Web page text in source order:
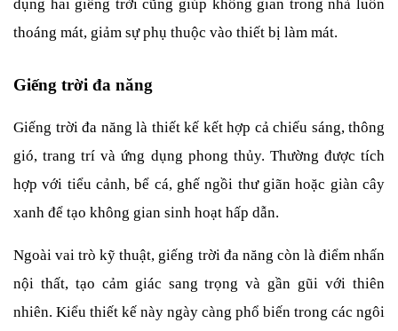
dụng hai giếng trời cũng giúp không gian trong nhà luôn
thoáng mát, giảm sự phụ thuộc vào thiết bị làm mát.
Giếng trời đa năng
Giếng trời đa năng là thiết kế kết hợp cả chiếu sáng, thông
gió, trang trí và ứng dụng phong thủy. Thường được tích
hợp với tiểu cảnh, bể cá, ghế ngồi thư giãn hoặc giàn cây
xanh để tạo không gian sinh hoạt hấp dẫn.
Ngoài vai trò kỹ thuật, giếng trời đa năng còn là điểm nhấn
nội thất, tạo cảm giác sang trọng và gần gũi với thiên
nhiên. Kiểu thiết kế này ngày càng phổ biến trong các ngôi